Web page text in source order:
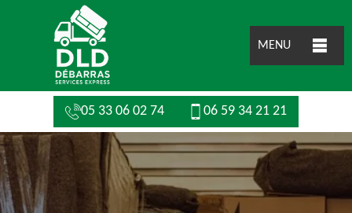
MENU
05 33 06 02 74 06 59 34 21 21